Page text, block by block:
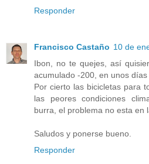
Responder
Francisco Castaño 10 de
Ibon, no te quejes, así
acumulado -200, en unos días
Por cierto las bicicletas para
las peores condiciones
burra, el problema no esta en
Saludos y ponerse bueno.
Responder